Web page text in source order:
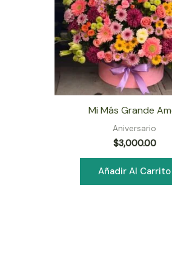
Mi Más Grande
Aniversario
$3,000.00
Añadir Al Carrito